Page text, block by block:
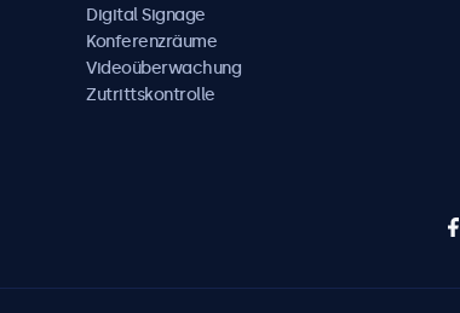
Digital Signage
Konferenzräume
Videoüberwachung
Zutrittskontrolle